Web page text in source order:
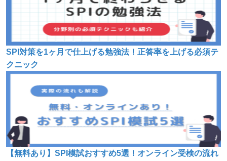
SPI対策を1ヶ月で仕上げる勉強法！正答率を上げる必須テ
クニック
【無料あり】SPI模試おすすめ5選！オンライン受検の流れ